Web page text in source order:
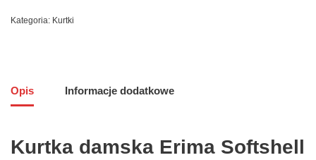
Kategoria: Kurtki
Opis Informacje dodatkowe
Kurtka damska Erima Softshell